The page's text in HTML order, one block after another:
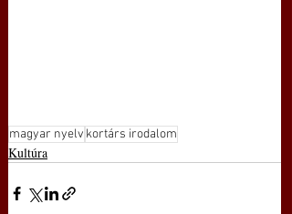
magyar nyelv kortárs irodalom
Kultúra